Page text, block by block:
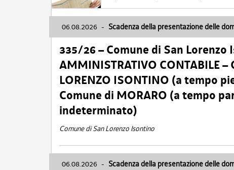
06.08.2026 - Scadenza della presentazione delle
335/26 – Comune di San Lorenzo
AMMINISTRATIVO CONTABILE
LORENZO ISONTINO (a tempo
Comune di MORARO (a tempo
indeterminato)
Comune di San Lorenzo Isontino
06.08.2026 - Scadenza della presentazione delle